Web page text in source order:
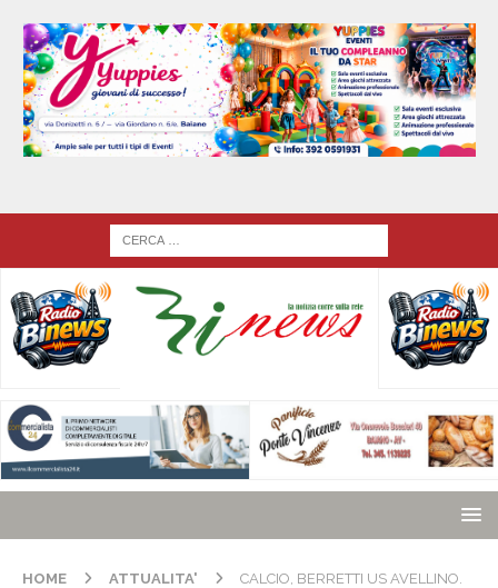
HOME ATTUALITA'
CALCIO, BERRETTI US AVELLINO.